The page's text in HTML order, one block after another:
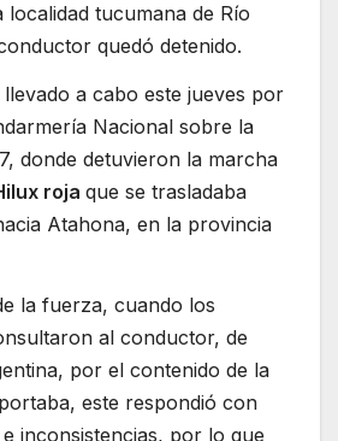
tucumana de Río
quedó detenido.
a cabo este jueves por
Nacional sobre la
donde detuvieron la marcha
roja que se trasladaba
Atahona, en la provincia
la fuerza, cuando los
al conductor, de
por el contenido de la
este respondió con
inconsistencias, por lo que